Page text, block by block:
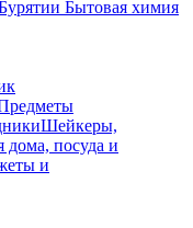
Бытовая химия
Шейкеры,
дома, посуда и
и